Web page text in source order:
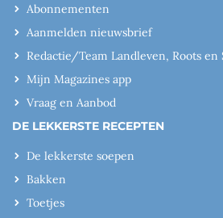
Abonnementen
Aanmelden nieuwsbrief
Redactie/Team Landleven, Roots en
Mijn Magazines app
Vraag en Aanbod
DE LEKKERSTE RECEPTEN
De lekkerste soepen
Bakken
Toetjes